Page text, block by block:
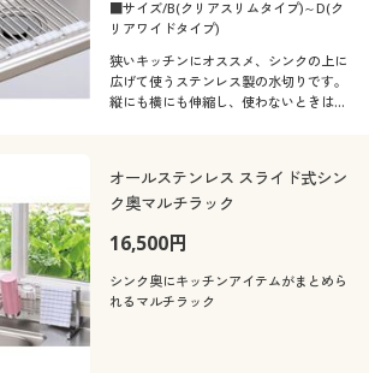
■サイズ/B(クリアスリムタイプ)～D(ク
リアワイドタイプ)
狭いキッチンにオススメ、シンクの上に
広げて使うステンレス製の水切りです。
縦にも横にも伸縮し、使わないときは畳
オールステンレス スライド式シン
ク奥マルチラック
16,500円
シンク奥にキッチンアイテムがまとめら
れるマルチラック